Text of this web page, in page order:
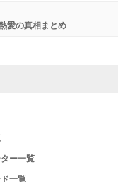
愛の真相まとめ
ー一覧
一覧